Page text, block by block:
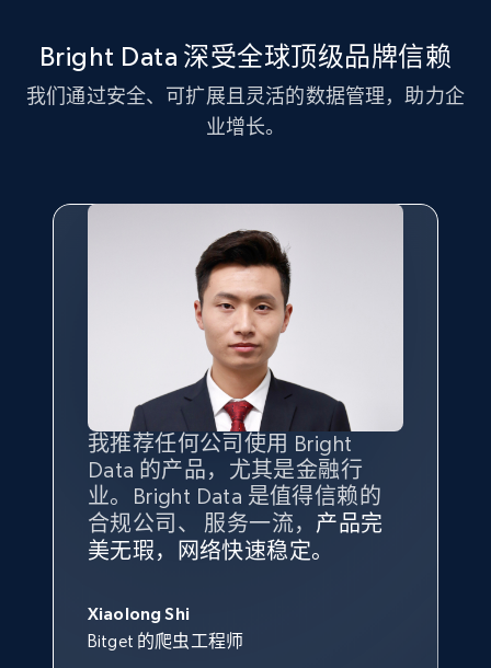
LinkedIn posts - Discover new posts
company URL
URL, ID, User id, Use url, Title, Headline, Post
text, Date posted, and more.
11.3K+ 1.5K+ 注册使用
X (formerly Twitter) - Posts
ID, User posted, Name, Description, Date
posted, Photos, URL, Quoted post, and more.
10.4K+ 1.2K+ 注册使用
X (formerly Twitter) - Posts - Collecting
Twitter posts URLs
posted, Photos, URL, Quoted post, and more.
Bright Data 深受全球顶级品牌信赖
我们通过安全、可扩展且灵活的数据管理，助力企
业增长。
我推荐任何公司使用 Bright
Data 的产品，尤其是金融行
业。Bright Data 是值得信赖的
合规公司、 服务一流， 产品完
美无瑕，网络快速稳定。
Xiaolong Shi
Bitget 的爬虫工程师
Bright Data 拥有自有代理基础
设施，助您持续获取网络数据。
帮助您轻松绕过烦人的验证码
（CAPTCHA）。
根据我的使用体验，Bright Data
的服务价值不可估量。Bright
共网络数据以满足需求，并通过
其支持团队和开发团队，让我们
最重要的是拥有质量 最好、
最多的数据，而这正是 Bright
Data 和 tgndata 发挥作用的地
方。
tgndata 的首席执行官 (CEO)
我们对 Bright Data 的可靠性印
象深刻，对整体服务也非常满
沟通，他的协助对我们非常有帮
助。
我们对与 Bright Data 的合作感
到非常满意。各方面都很不错，
服务和支持团队也非常认可。